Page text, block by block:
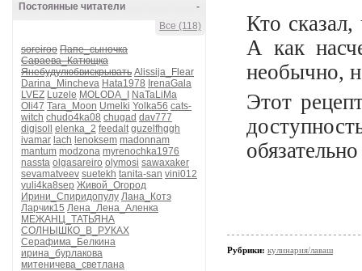
-
Постоянные читатели
Все (118)
soreiroo Папе_сыночка
Сараева_Катющка
Янебудулюбвискрывать Alissija_Flear
Darina_Mincheva Hata1978 IrenaGala
LVEZ Luzele MOLODA_I
NaTaLiMa
Oli47 Tara_Moon Umelki Yolka56 cats-
witch chudo4ka08 chugad dav777
digisoll
elenka_2 feedalt guzelfhggh
ivamar lach lenoksem madonnam
mantum modzona myrenochka1976
nassta olgasareiro olymosi sawaxaker
sevamatveev suetekh tanita-san vini012
yuli4ka8sep Живой_Огород
Ирини_Спиридопулу Лана_Котэ
Ларчик15 Лена_Лена_Аленка
МЕЖАНЦ_ТАТЬЯНА
СОЛНЫШКО_В_РУКАХ
Серафима_Белкина
ирина_бурлакова
митеничева_светлана
Кто
А как
необычно,
Этот
Рубрики: кулинария/лаваш